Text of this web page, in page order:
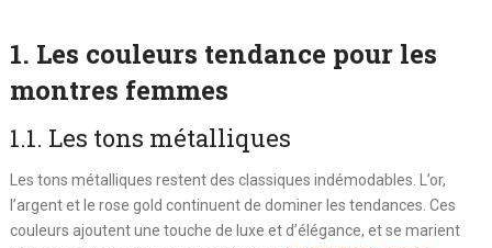
1. Les couleurs tendance pour les
montres femmes
1.1. Les tons métalliques
Les tons métalliques restent des classiques indémodables. L’or,
l’argent et le rose gold continuent de dominer les tendances. Ces
couleurs ajoutent une touche de luxe et d’élégance, et se marient